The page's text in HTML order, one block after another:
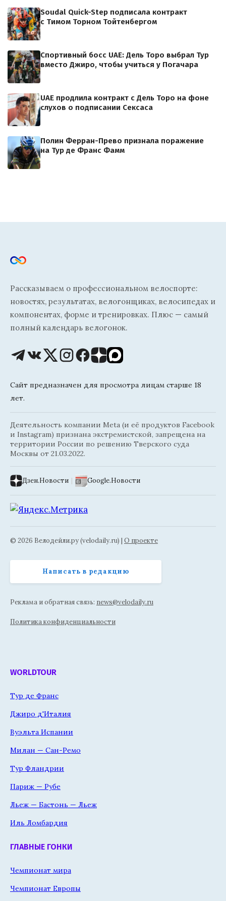
Soudal Quick-Step подписала контракт
с Тимом Торном Тойтенбергом
Спортивный босс UAE: Дель Торо выбрал Тур
вместо Джиро, чтобы учиться у Погачара
UAE продлила контракт с Дель Торо на фоне
слухов о подписании Сексаса
Полин Ферран-Прево признала поражение
на Тур де Франс Фамм
Рассказываем о профессиональном велоспорте:
новостях, результатах, велогонщиках, велосипедах и
компонентах, форме и тренировках. Плюс — самый
полный календарь велогонок.
Сайт предназначен для просмотра лицам старше 18
лет.
Деятельность компании Meta (и её продуктов Facebook
и Instagram) признана экстремистской, запрещена на
территории России по решению Тверского суда
Москвы от 21.03.2022.
Дзен.Новости | Google.Новости
© 2026 Велодейли.ру (velodaily.ru) | О проекте
Написать в редакцию
Реклама и обратная связь: news@velodaily.ru
Политика конфиденциальности
WORLDTOUR
Тур де Франс
Джиро д'Италия
Вуэльта Испании
Милан — Сан-Ремо
Тур Фландрии
Париж — Рубе
Льеж — Бастонь — Льеж
Иль Ломбардия
ГЛАВНЫЕ ГОНКИ
Чемпионат мира
Чемпионат Европы